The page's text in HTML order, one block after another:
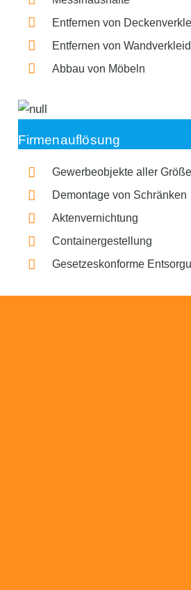
Entfernen von
Entfernen von
Abbau von Möbeln
Firmenauflösung
Gewerbeobjekte aller
Demontage von Schränken
Aktenvernichtung
Containergestellung
Gesetzeskonforme